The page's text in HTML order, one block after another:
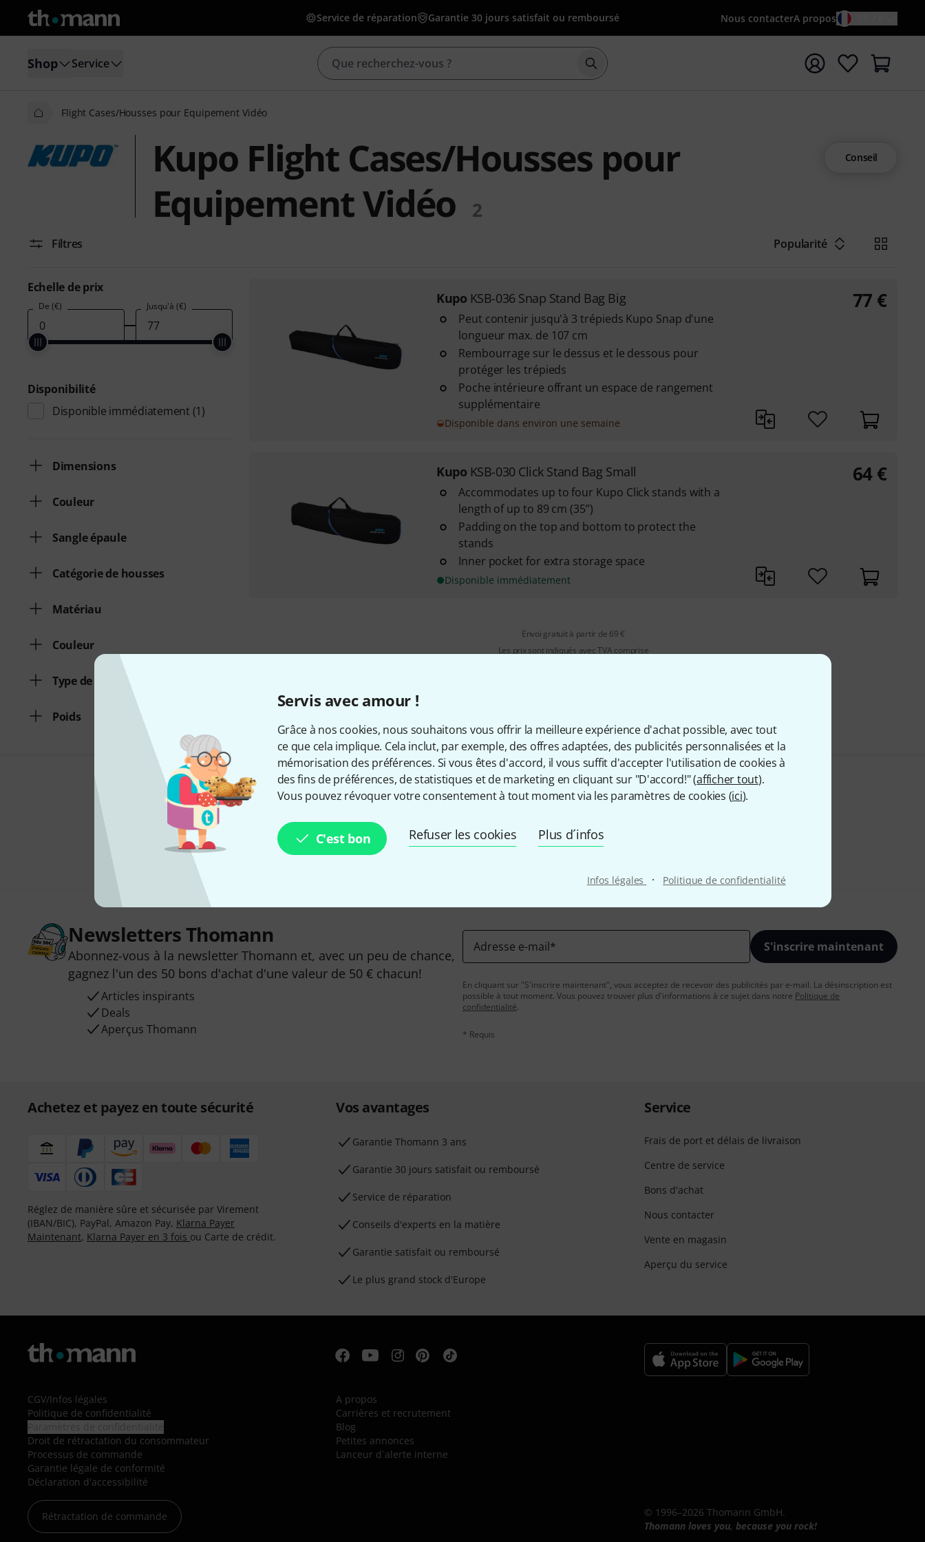
Servis avec amour !
Grâce à nos cookies, nous souhaitons vous offrir la meilleure expérience d'achat possible, avec tout
ce que cela implique. Cela inclut, par exemple, des offres adaptées, des publicités personnalisées et la
mémorisation des préférences. Si vous êtes d'accord, il vous suffit d'accepter l'utilisation de cookies à
des fins de préférences, de statistiques et de marketing en cliquant sur "D'accord!" (afficher tout).
Vous pouvez révoquer votre consentement à tout moment via les paramètres de cookies (ici).
C'est bon Refuser les cookies Plus d´infos
Infos légales · Politique de confidentialité
Service de réparation Garantie 30 jours satisfait ou remboursé Nous contacterA propos
Shop Service Démarrer la recherche avec le terme de recherche
Flight Cases/Housses pour Equipement Vidéo
Kupo Flight Cases/Housses pour
Equipement Vidéo
2
Conseil
Filtres Popularité
Echelle de prix
De (€) Jusqu'à (€)
Disponibilité
Disponible immédiatement (1)
Dimensions
Couleur
Sangle épaule
Catégorie de housses
Matériau
Couleur
Type de construction
Poids
Kupo KSB-036 Snap Stand Bag Big
Peut contenir jusqu'à 3 trépieds Kupo Snap d'une
longueur max. de 107 cm
Rembourrage sur le dessus et le dessous pour
protéger les trépieds
Poche intérieure offrant un espace de rangement
supplémentaire
Disponible dans environ une semaine
77 €
Kupo KSB-030 Click Stand Bag Small
Accommodates up to four Kupo Click stands with a
length of up to 89 cm (35”)
Padding on the top and bottom to protect the
stands
Inner pocket for extra storage space
Disponible immédiatement
64 €
Envoi gratuit à partir de 69 €
Les prix sont indiqués avec TVA comprise
Aimez-vous ce que vous voyez ?
Partager Aide et commentaires
Newsletters Thomann
Abonnez-vous à la newsletter Thomann et, avec un peu de chance,
gagnez l'un des 50 bons d'achat d'une valeur de 50 € chacun!
Articles inspirants
Deals
Aperçus Thomann
Adresse e-mail* S'inscrire maintenant
En cliquant sur "S'inscrire maintenant", vous acceptez de recevoir des publicités par e-mail. La désinscription est
possible à tout moment. Vous pouvez trouver plus d'informations à ce sujet dans notre Politique de
confidentialité.
* Requis
Achetez et payez en toute sécurité
Réglez de manière sûre et sécurisée par Virement
(IBAN/BIC), PayPal, Amazon Pay, Klarna Payer
Maintenant, Klarna Payer en 3 fois ou Carte de crédit.
Vos avantages
Ga­ran­tie Thomann 3 ans
Garantie 30 jours satisfait ou remboursé
Service de réparation
Conseils d'experts en la matière
Garantie satisfait ou remboursé
Le plus grand stock d'Europe
Service
Frais de port et délais de livraison
Centre de service
Bons d'achat
Nous contacter
Vente en magasin
Aperçu du service
CGV/Infos légales
Politique de confidentialité
Droit de rétractation du consommateur
Processus de commande
Garantie légale de conformité
Déclaration d'accessibilité
Rétractation de commande
A propos
Carrières et recrutement
Blog
Petites annonces
Lanceur d´alerte interne
© 1996–2026 Thomann GmbH.
Thomann loves you, because you rock!